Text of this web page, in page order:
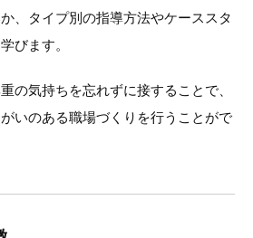
、タイプ別の指導方法やケーススタ
びます。
の気持ちを忘れずに接することで、
いのある職場づくりを行うことがで